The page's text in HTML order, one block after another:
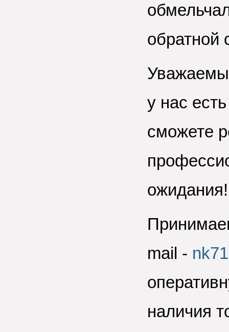
обратной
у нас
сможете
mail -
наличия